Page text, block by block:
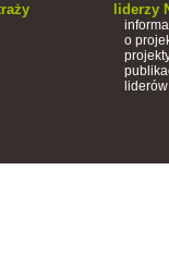
liderzy
o
liderów